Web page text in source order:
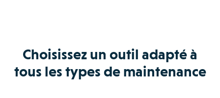
Choisissez un outil adapté à
tous les types de maintenance